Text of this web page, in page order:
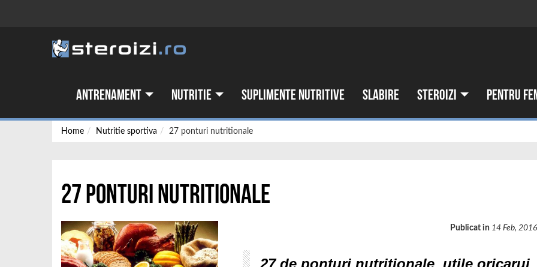
Antrenament Nutritie Suplimente nutritive Slabire Steroizi Pentru
Home Nutritie sportiva 27 ponturi nutritionale
27 ponturi nutritionale
Publicat in 14 Feb, 2016
27 de ponturi nutritionale, utile oricarui